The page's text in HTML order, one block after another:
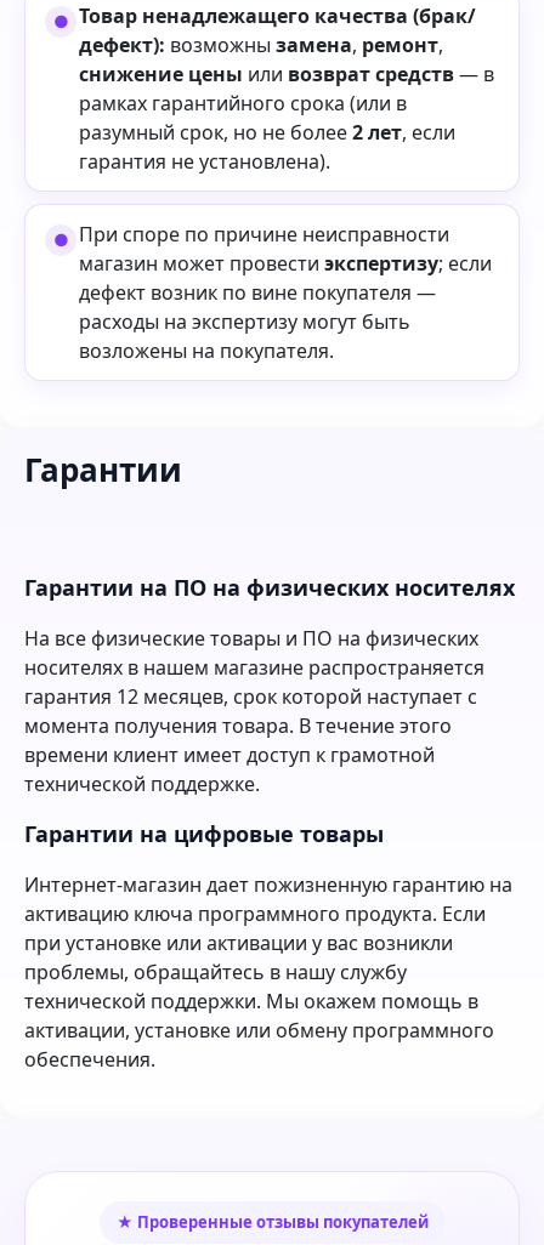
Товар ненадлежащего качества (брак/
дефект): возможны замена, ремонт,
снижение цены или возврат средств— в
рамках гарантийного срока (или в
разумный срок, но не более2 лет, если
гарантия не установлена).
При споре по причине неисправности
магазин может провести экспертизу; если
дефект возник по вине покупателя —
расходы на экспертизу могут быть
возложены на покупателя.
Гарантии
Гарантии на ПО на физических носителях
На все физические товары и ПО на физических
носителях в нашем магазине распространяется
гарантия 12 месяцев, срок которой наступает с
момента получения товара. В течение этого
времени клиент имеет доступ к грамотной
технической поддержке.
Гарантии на цифровые товары
Интернет-магазин дает пожизненную гарантию на
активацию ключа программного продукта. Если
при установке или активации у вас возникли
проблемы, обращайтесь в нашу службу
технической поддержки. Мы окажем помощь в
активации, установке или обмену программного
обеспечения.
★ Проверенные отзывы покупателей